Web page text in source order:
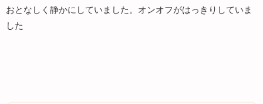
おとなしく静かにしていました。オンオフがはっきりしていま
した